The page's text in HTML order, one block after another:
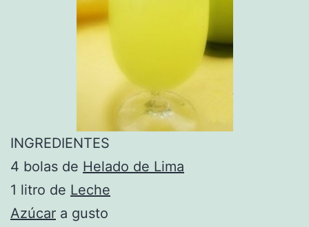
INGREDIENTES
4 bolas de Helado de Lima
1 litro de Leche
Azúcar a gusto